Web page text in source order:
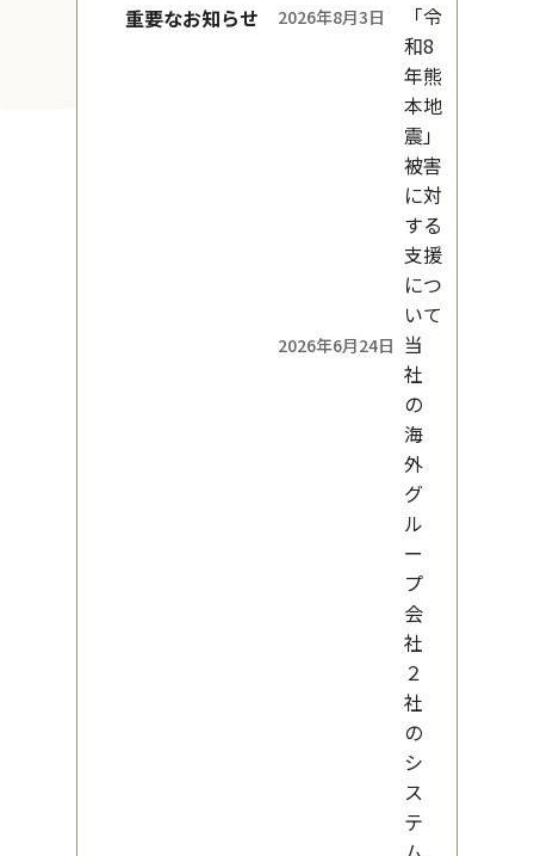
重要なお知らせ 2026年8月3日
「令
和8
年熊
本地
震」
被害
に対
する
支援
につ
いて
2026年6月24日 当
社
の
海
外
グ
ル
ー
プ
会
社
２
社
の
シ
ス
テ